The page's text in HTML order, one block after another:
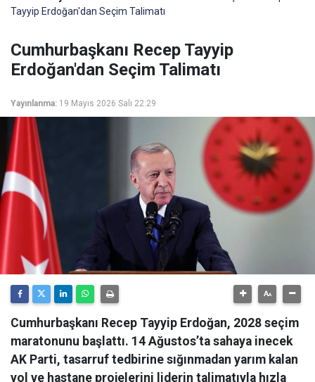
Tayyip Erdoğan'dan Seçim Talimatı
Cumhurbaşkanı Recep Tayyip
Erdoğan'dan Seçim Talimatı
Yayınlanma: 19 Mayıs 2026 Salı 22:29
Cumhurbaşkanı Recep Tayyip Erdoğan, 2028 seçim
maratonunu başlattı. 14 Ağustos’ta sahaya inecek
AK Parti, tasarruf tedbirine sığınmadan yarım kalan
yol ve hastane projelerini liderin talimatıyla hızla